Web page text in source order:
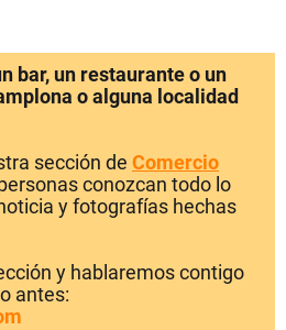
bar, un restaurante o un
o alguna localidad
sección de Comercio
conozcan todo lo
y fotografías hechas
y hablaremos contigo
antes: